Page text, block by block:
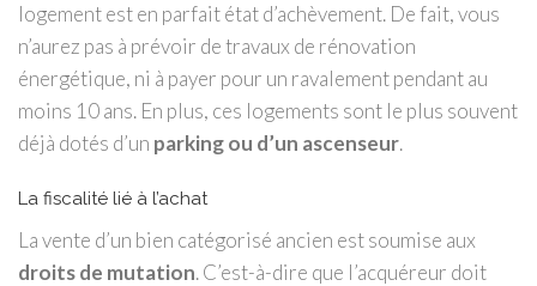
logement est en parfait état d’achèvement. De fait, vous
n’aurez pas à prévoir de travaux de rénovation
énergétique, ni à payer pour un ravalement pendant au
moins 10 ans. En plus, ces logements sont le plus souvent
déjà dotés d’un parking ou d’un ascenseur.
La fiscalité lié à l’achat
La vente d’un bien catégorisé ancien est soumise aux
droits de mutation. C’est-à-dire que l’acquéreur doit